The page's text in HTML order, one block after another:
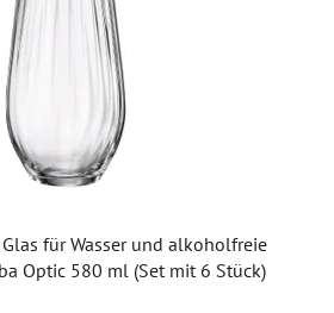
für Wasser und alkoholfreie
Optic 580 ml (Set mit 6 Stück)